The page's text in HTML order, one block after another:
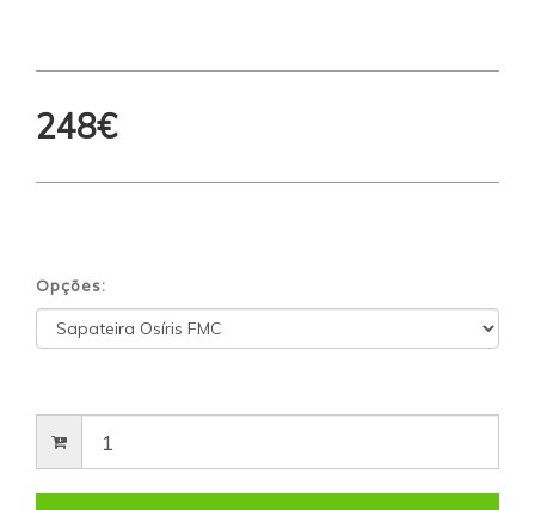
248€
Opções: